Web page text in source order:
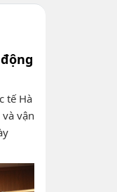
tế Hà
vận